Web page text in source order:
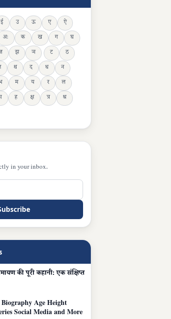
ई उ ऊ ए
ऐ
अः क ख ग
घ
झ ञ ट
ठ
थ द ध
न
म य र
ल
ह क्ष त्र
श्र
in your inbox.
की पूरी कहानी: एक संक्षिप्त
Age Height
Social Media and More